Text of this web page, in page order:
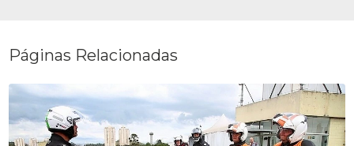
Páginas Relacionadas